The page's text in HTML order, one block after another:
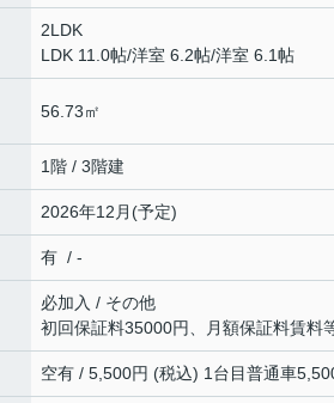
2LDK
LDK 11.0帖/洋室 6.2帖/洋室 6.1帖
56.73㎡
1階 / 3階建
2026年12月(予定)
有 / -
必加入 / その他
初回保証料35000円、月額保証料賃料
空有 / 5,500円 (税込) 1台目普通車